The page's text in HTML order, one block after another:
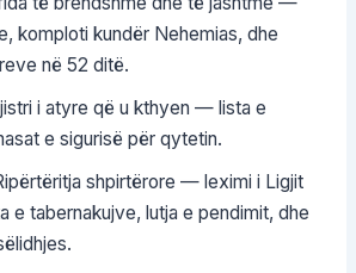
komploti kundër Nehemias, dhe
në 52 ditë.
i atyre që u kthyen — lista e
e sigurisë për qytetin.
shpirtërore — leximi i Ligjit
e tabernakujve, lutja e pendimit, dhe